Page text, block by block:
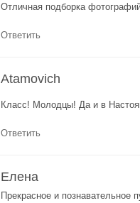
Отличная подборка
Ответить
Atamovich
Класс! Молодцы! Да и в
Ответить
Елена
Прекрасное и